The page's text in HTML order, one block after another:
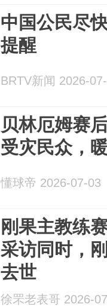
中国公民尽
提醒
BRTV新闻 2026-
贝林厄姆赛
受灾民众，
懂球帝 2026-07-03
刚果主教练
采访同时，
去世
徐罘老表哥 2026-